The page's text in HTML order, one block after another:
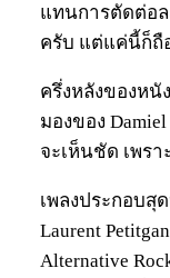
แทนการตัดต่อล
ครับ แต่แค่นี้ก็ถื
ครึ่งหลังของหนั
มองของ
จะเห็นชัด เพร
เพลงประกอบสุ
Laurent
Alternative